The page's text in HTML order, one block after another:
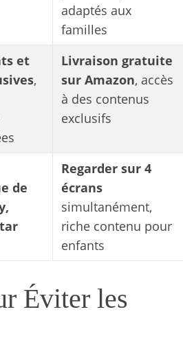
adaptés aux
familles
et
,
Livraison gratuite
sur Amazon, accès
à des contenus
exclusifs
de
Regarder sur 4
écrans
simultanément,
riche contenu pour
enfants
Éviter les